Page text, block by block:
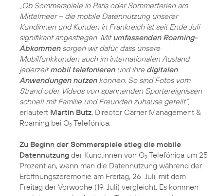
„Ob Sommerspiele in Paris oder Sommerferien am
Mittelmeer – die mobile Datennutzung unserer
Kundinnen und Kunden in Frankreich ist seit Ende Juli
signifikant angestiegen. Mitumfassenden Roaming-
Abkommensorgen wir dafür, dass unsere
Mobilfunkkunden auch im internationalen Ausland
jederzeitmobil telefonierenund ihre digitalen
Anwendungen nutzenkönnen. So sind Fotos vom
Strand oder Videos von spannenden Sportereignissen
schnell mit Familie und Freunden zuhause geteilt“,
erläutert Martin Butz, Director Carrier Management &
Roaming bei O2 Telefónica.
Zu Beginn der Sommerspiele stieg die mobile
Datennutzung der Kund:innen von O2 Telefónica um 25
Prozent an, wenn man die Datennutzung während der
Eröffnungszeremonie am Freitag, 26. Juli, mit dem
Freitag der Vorwoche (19. Juli) vergleicht. Es kommen